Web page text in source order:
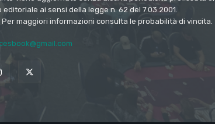
ai sensi della legge n. 62 del 7.03.2001.
maggiori informazioni consulta le probabilità di vincita.